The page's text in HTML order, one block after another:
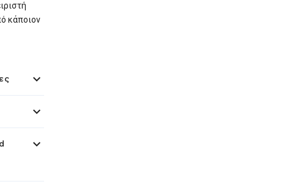
κάποιον


